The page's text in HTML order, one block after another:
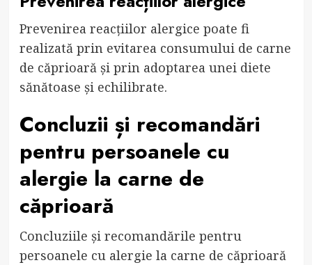
Prevenirea reacțiilor alergice poate fi
realizată prin evitarea consumului de carne
de căprioară și prin adoptarea unei diete
sănătoase și echilibrate.
Concluzii și recomandări
pentru persoanele cu
alergie la carne de
căprioară
Concluziile și recomandările pentru
persoanele cu alergie la carne de căprioară